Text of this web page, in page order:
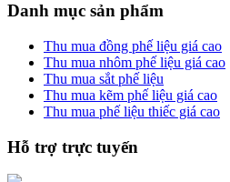
Danh mục sản phẩm
Thu mua đồng phế liệu giá cao
Thu mua nhôm phế liệu giá cao
Thu mua sắt phế liệu
Thu mua kẽm phế liệu giá cao
Thu mua phế liệu thiếc giá cao
Hỗ trợ trực tuyến